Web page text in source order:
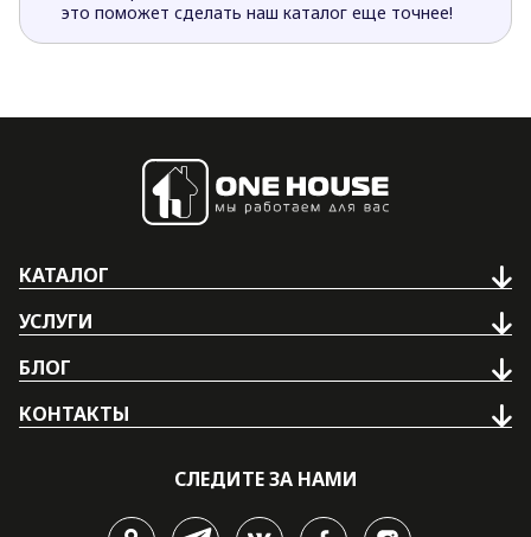
это поможет сделать наш каталог еще точнее!
КАТАЛОГ
УСЛУГИ
БЛОГ
КОНТАКТЫ
СЛЕДИТЕ ЗА НАМИ